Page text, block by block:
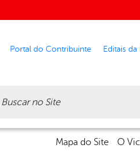
Portal do Contribuinte Editais
Mapa do Site O